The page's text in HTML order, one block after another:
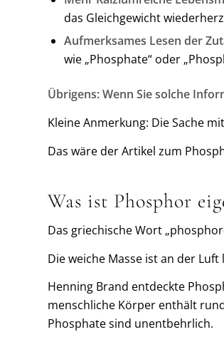
das Gleichgewicht
Aufmerksames Lesen der
wie „Phosphate“ oder
Übrigens: Wenn Sie solche
Kleine Anmerkung: Die Sache
Das wäre der Artikel zum
Was ist Phosphor
Das griechische Wort
Die weiche Masse ist an der
Henning Brand entdeckte
menschliche Körper enthält
Phosphate sind unentbehrlich.